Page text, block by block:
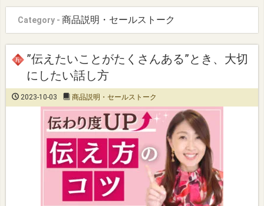
Category - 商品説明・セールストーク
”伝えたいことがたくさんある”とき、大切
にしたい話し方
2023-10-03 商品説明・セールストーク